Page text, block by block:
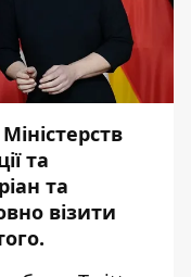
та
та
візити